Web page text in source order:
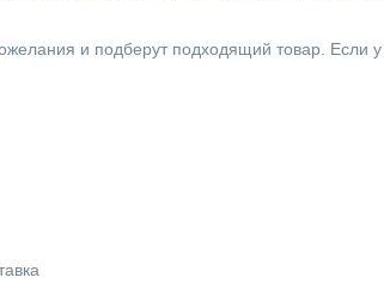
и подберут подходящий товар.